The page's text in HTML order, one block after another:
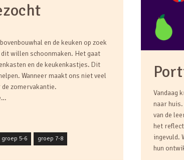
en de keuken op zoek
willen schoonmaken. Het gaat
en de keukenkastjes. Dit
Wanneer maakt ons niet veel
zomervakantie.
groep 5-6 groep 7-8
Vandaag
naar
van de
het
ingevuld.
hun